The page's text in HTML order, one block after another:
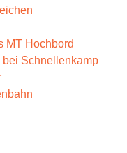
MT Hochbord
bei Schnellenkamp